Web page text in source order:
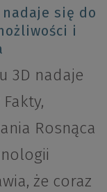
się do
i
3D nadaje
Rosnąca
że coraz